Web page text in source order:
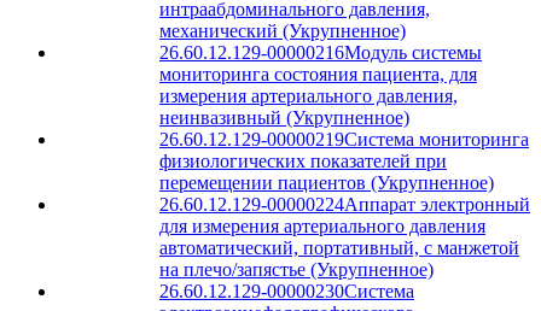
интраабдоминального давления,
механический (Укрупненное)
26.60.12.129-00000216Модуль системы
мониторинга состояния пациента, для
измерения артериального давления,
неинвазивный (Укрупненное)
26.60.12.129-00000219Система мониторинга
физиологических показателей при
перемещении пациентов (Укрупненное)
26.60.12.129-00000224Аппарат электронный
для измерения артериального давления
автоматический, портативный, с манжетой
на плечо/запястье (Укрупненное)
26.60.12.129-00000230Система